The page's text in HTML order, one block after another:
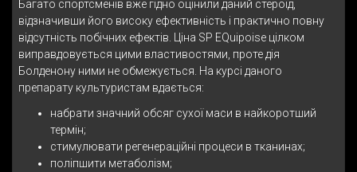
Багато спортсменів вже гідно оцінили даний стероїд,
відзначивши його високу ефективність і практично повну
відсутність побічних ефектів. Ціна SP EQuipoise цілком
виправдовується цими властивостями, проте дія
Болденону ними не обмежується. На курсі даного
препарату культуристам вдається:
набрати значний обсяг сухої маси в найкоротший
термін;
стимулювати регенераційні процеси в тканинах;
поліпшити метаболізм;